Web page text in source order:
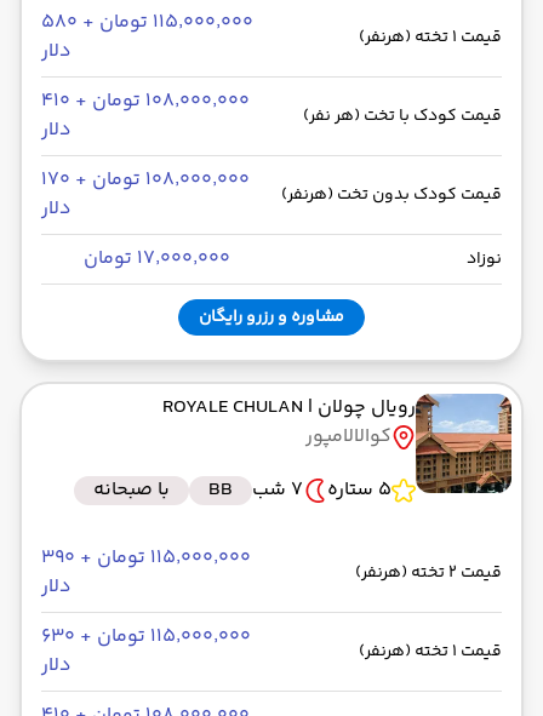
قیمت 1 تخته (هرنفر)
۱۱۵٬۰۰۰٬۰۰۰ تومان + ۵۸۰
دلار
قیمت کودک با تخت (هر نفر)
۱۰۸٬۰۰۰٬۰۰۰ تومان + ۴۱۰
دلار
قیمت کودک بدون تخت (هرنفر)
۱۰۸٬۰۰۰٬۰۰۰ تومان + ۱۷۰
دلار
نوزاد ۱۷٬۰۰۰٬۰۰۰ تومان
مشاوره و رزرو رایگان
رویال چولان | ROYALE CHULAN
کوالالامپور
5 ستاره
7 شب BB با صبحانه
قیمت 2 تخته (هرنفر)
۱۱۵٬۰۰۰٬۰۰۰ تومان + ۳۹۰
دلار
قیمت 1 تخته (هرنفر)
۱۱۵٬۰۰۰٬۰۰۰ تومان + ۶۳۰
دلار